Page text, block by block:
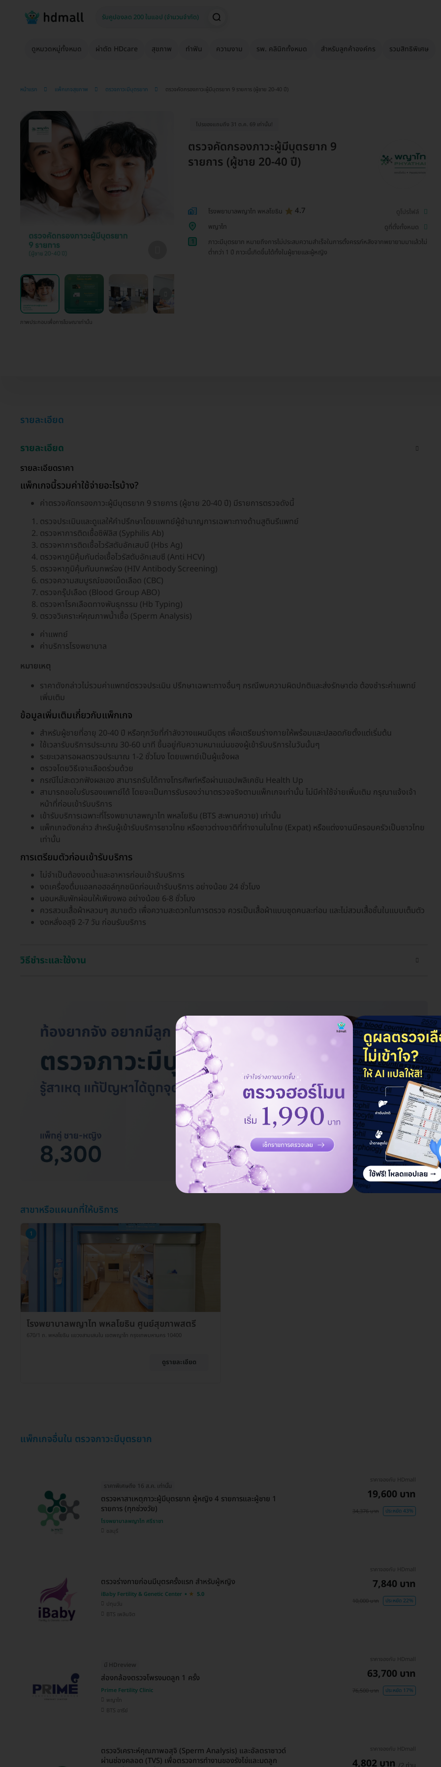
ดูหมวดหมู่ทั้งหมด ผ่าตัด HDcare สุขภาพ ทำฟัน ความงาม รพ. คลินิกทั้งหมด สำหรับลูกค้าองค์กร รวมสิทธิพิเศษ
หน้าแรก แพ็กเกจสุขภาพ ตรวจภาวะมีบุตรยาก ตรวจคัดกรองภาวะผู้มีบุตรยาก 9 รายการ (ผู้ชาย 20-40 ปี)
ภาพประกอบเพื่อการโฆษณาเท่านั้น
โปรของแถมถึง 31 ต.ค. 69 เท่านั้น!
ตรวจคัดกรองภาวะผู้มีบุตรยาก 9
รายการ (ผู้ชาย 20-40 ปี)
โรงพยาบาลพญาไท พหลโยธิน 4.7
ดูโปรไฟล์
พญาไท
ดูที่ตั้งทั้งหมด
1
ภาวะมีบุตรยาก หมายถึงการไม่ประสบความสำเร็จในการตั้งครรภ์หลังจากพยายามมาแล้วไม่
ต่ำกว่า 1 ปี ภาวะนี้เกิดขึ้นได้ทั้งในผู้ชายและผู้หญิง
รายละเอียด
รายละเอียด
รายละเอียดราคา
แพ็กเกจนี้รวมค่าใช้จ่ายอะไรบ้าง?
ค่าตรวจคัดกรองภาวะผู้มีบุตรยาก 9 รายการ (ผู้ชาย 20-40 ปี) มีรายการตรวจดังนี้
ตรวจประเมินและดูแลให้คำปรึกษาโดยแพทย์ผู้ชำนาญการเฉพาะทางด้านสูตินรีแพทย์
ตรวจหาการติดเชื้อซิฟิลิส (Syphilis Ab)
ตรวจหาการติดเชื้อไวรัสตับอักเสบบี (Hbs Ag)
ตรวจหาภูมิคุ้มกันต่อเชื้อไวรัสตับอักเสบซี (Anti HCV)
ตรวจหาภูมิคุ้มกันบกพร่อง (HIV Antibody Screening)
ตรวจความสมบูรณ์ของเม็ดเลือด (CBC)
ตรวจกรุ๊ปเลือด (Blood Group ABO)
ตรวจหาโรคเลือดทางพันธุกรรม (Hb Typing)
ตรวจวิเคราะห์คุณภาพน้ำเชื้อ (Sperm Analysis)
ค่าแพทย์
ค่าบริการโรงพยาบาล
หมายเหตุ
ราคาดังกล่าวไม่รวมค่าแพทย์ตรวจประเมิน ปรึกษาเฉพาะทางอื่นๆ กรณีพบความผิดปกติและส่งรักษาต่อ ต้องชำระค่าแพทย์
เพิ่มเติม
ข้อมูลเพิ่มเติมเกี่ยวกับแพ็กเกจ
สำหรับผู้ชายที่อายุ 20-40 ปี หรือทุกวัยที่กำลังวางแผนมีบุตร เพื่อเตรียมร่างกายให้พร้อมและปลอดภัยตั้งแต่เริ่มต้น
ใช้เวลารับบริการประมาณ 30-60 นาที ขึ้นอยู่กับความหนาแน่นของผู้เข้ารับบริการในวันนั้นๆ
ระยะเวลารอผลตรวจประมาณ 1-2 ชั่วโมง โดยแพทย์เป็นผู้แจ้งผล
ตรวจโดยวิธีเจาะเลือดร่วมด้วย
กรณีไม่สะดวกฟังผลเอง สามารถรับได้ทางโทรศัพท์หรือผ่านแอปพลิเคชัน Health Up
สามารถขอใบรับรองแพทย์ได้ โดยจะเป็นการรับรองว่ามาตรวจจริงตามแพ็กเกจเท่านั้น ไม่มีค่าใช้จ่ายเพิ่มเติม กรุณาแจ้งเจ้า
หน้าที่ก่อนเข้ารับบริการ
เข้ารับบริการเฉพาะที่โรงพยาบาลพญาไท พหลโยธิน (BTS สะพานควาย) เท่านั้น
แพ็กเกจดังกล่าว สำหรับผู้เข้ารับบริการชาวไทย หรือชาวต่างชาติที่ทำงานในไทย (Expat) หรือแต่งงานมีครอบครัวเป็นชาวไทย
เท่านั้น
การเตรียมตัวก่อนเข้ารับบริการ
ไม่จำเป็นต้องงดน้ำและอาหารก่อนเข้ารับบริการ
งดเครื่องดื่มแอลกอฮอล์ทุกชนิดก่อนเข้ารับบริการ อย่างน้อย 24 ชั่วโมง
นอนหลับพักผ่อนให้เพียงพอ อย่างน้อย 6-8 ชั่วโมง
ควรสวมเสื้อผ้าหลวมๆ สบายตัว เพื่อความสะดวกในการตรวจ ควรเป็นเสื้อผ้าแบบชุดคนละท่อน และไม่สวมเสื้อชั้นในแบบเต็มตัว
งดหลั่งอสุจิ 2-7 วัน ก่อนรับบริการ
วิธีชำระและใช้งาน
สาขาหรือแผนกที่ให้บริการ
1
โรงพยาบาลพญาไท พหลโยธิน ศูนย์สุขภาพสตรี
670/1 ถ. พหลโยธิน แขวงสามเสนใน เขตพญาไท กรุงเทพมหานคร 10400
ดูรายละเอียด
แพ็กเกจอื่นใน ตรวจภาวะมีบุตรยาก
ราคาพิเศษถึง 16 ส.ค. เท่านั้น
ตรวจหาสาเหตุภาวะผู้มีบุตรยาก ผู้หญิง 4 รายการและผู้ชาย 1
รายการ (ทุกช่วงวัย)
โรงพยาบาลพญาไท ศรีราชา
ชลบุรี
ราคาจองกับ HDmall
19,600 บาท
34,376 บาท ประหยัด 43%
ตรวจร่างกายก่อนมีบุตรครั้งแรก สำหรับผู้หญิง
iBaby Fertility & Genetic Center
5.0
ปทุมวัน
BTS เพลินจิต
ราคาจองกับ HDmall
7,840 บาท
10,000 บาท ประหยัด 22%
มี HDreview
ส่องกล้องตรวจโพรงมดลูก 1 ครั้ง
Prime Fertility Clinic
พญาไท
BTS อารีย์
ราคาจองกับ HDmall
63,700 บาท
76,500 บาท ประหยัด 17%
ตรวจวิเคราะห์คุณภาพอสุจิ (Sperm Analysis) และอัลตราซาวด์
ผ่านช่องคลอด (TVS) เพื่อตรวจการทำงานของรังไข่และมดลูก
ราคาจองกับ HDmall
4,802 บาท